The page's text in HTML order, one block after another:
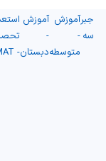
جبر
سه
آموزش
-
متوسطه
آموزش
-
دبستان- GMAT